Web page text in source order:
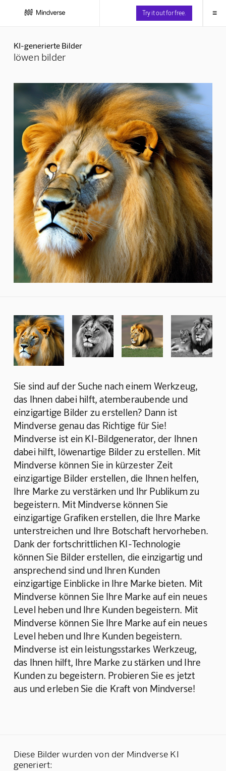
Try it out for free. ≡
KI-generierte Bilder
löwen bilder
Sie sind auf der Suche nach einem Werkzeug,
das Ihnen dabei hilft, atemberaubende und
einzigartige Bilder zu erstellen? Dann ist
Mindverse genau das Richtige für Sie!
Mindverse ist ein KI-Bildgenerator, der Ihnen
dabei hilft, löwenartige Bilder zu erstellen. Mit
Mindverse können Sie in kürzester Zeit
einzigartige Bilder erstellen, die Ihnen helfen,
Ihre Marke zu verstärken und Ihr Publikum zu
begeistern. Mit Mindverse können Sie
einzigartige Grafiken erstellen, die Ihre Marke
unterstreichen und Ihre Botschaft hervorheben.
Dank der fortschrittlichen KI-Technologie
können Sie Bilder erstellen, die einzigartig und
ansprechend sind und Ihren Kunden
einzigartige Einblicke in Ihre Marke bieten. Mit
Mindverse können Sie Ihre Marke auf ein neues
Level heben und Ihre Kunden begeistern. Mit
Mindverse können Sie Ihre Marke auf ein neues
Level heben und Ihre Kunden begeistern.
Mindverse ist ein leistungsstarkes Werkzeug,
das Ihnen hilft, Ihre Marke zu stärken und Ihre
Kunden zu begeistern. Probieren Sie es jetzt
aus und erleben Sie die Kraft von Mindverse!
Diese Bilder wurden von der Mindverse KI
generiert: